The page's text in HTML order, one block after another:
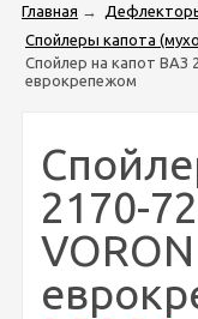
Главная →
Спойлеры капота
Спойлер на капот ВАЗ
еврокрепежом
2170-
VORON